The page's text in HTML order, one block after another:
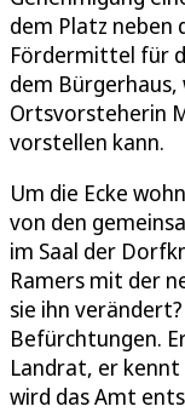
dem Platz neben
Fördermittel für
dem
Ortsvorsteherin
vorstellen kann.
Um die Ecke
von den
im Saal der
Ramers mit der
sie ihn
Befürchtungen.
Landrat, er kennt
wird das Amt